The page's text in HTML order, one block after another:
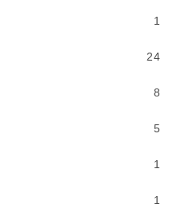
1
24
8
5
1
1